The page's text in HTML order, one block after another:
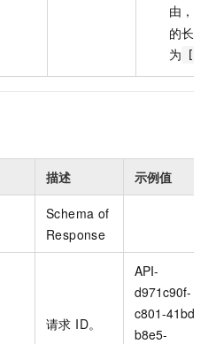
由，
的长
为
描述 示例值
Schema of
Response
请求 ID。
API-
d971c90f-
c801-41bd-
b8e5-